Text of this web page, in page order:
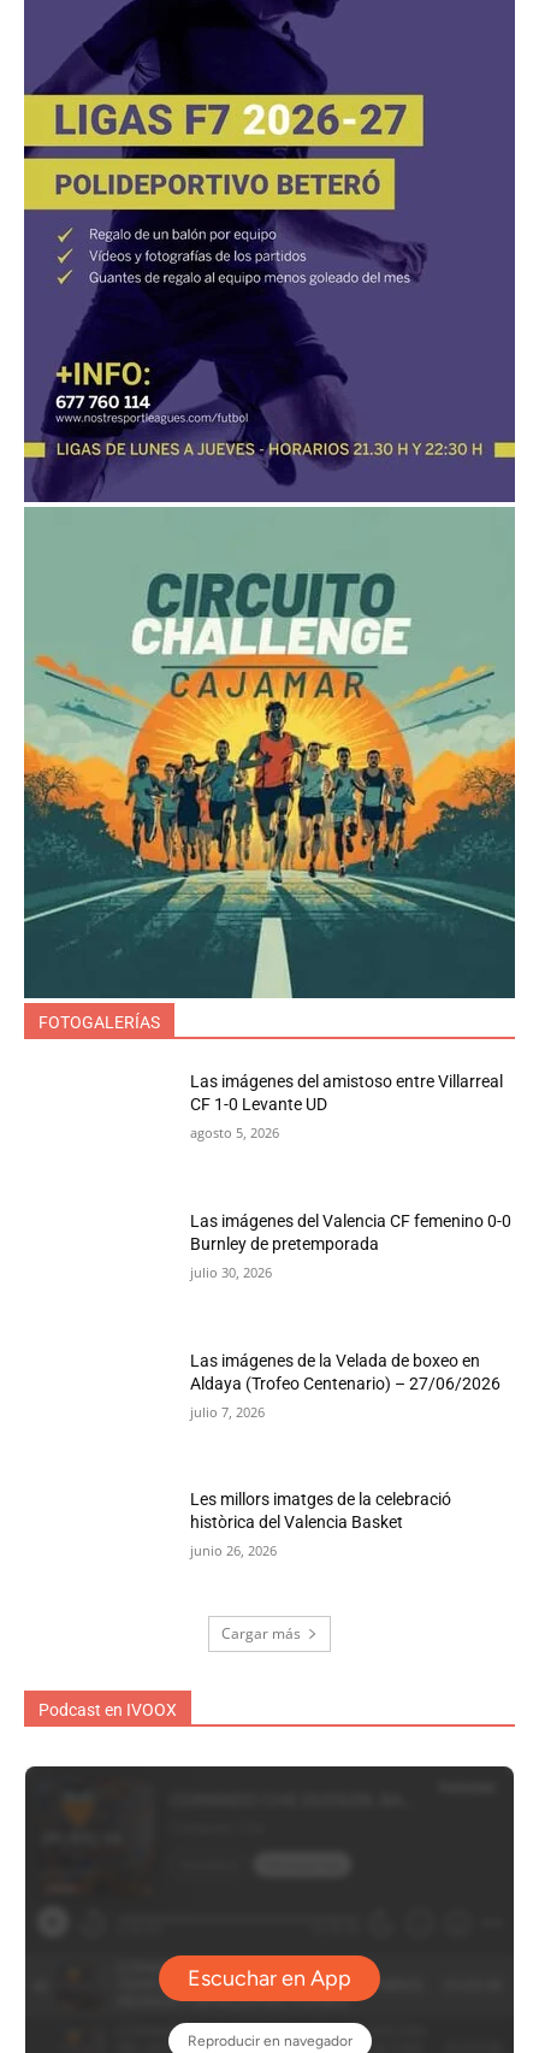
FOTOGALERÍAS
Las imágenes del amistoso entre Villarreal
CF 1-0 Levante UD
agosto 5, 2026
Las imágenes del Valencia CF femenino 0-0
Burnley de pretemporada
julio 30, 2026
Las imágenes de la Velada de boxeo en
Aldaya (Trofeo Centenario) – 27/06/2026
julio 7, 2026
Les millors imatges de la celebració
històrica del Valencia Basket
junio 26, 2026
Cargar más
Podcast en IVOOX